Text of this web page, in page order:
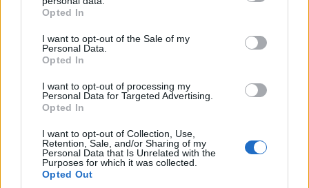
grant or deny consent to Google and its third-party tags to
use your data for below specified purposes in below Google
consent section.
Opted In
I want to opt-out of the Sale of my
Personal Data.
Opted In
I want to opt-out of processing my
Personal Data for Targeted Advertising.
Opted In
I want to opt-out of Collection, Use,
Retention, Sale, and/or Sharing of my
Personal Data that Is Unrelated with the
Purposes for which it was collected.
Opted Out
Przeczytaj także
NOWOŚCI I PREMIERY
Mercedes-AMG GT 53 4-
Door Coupe ma teraz
Salon Samochodowy w